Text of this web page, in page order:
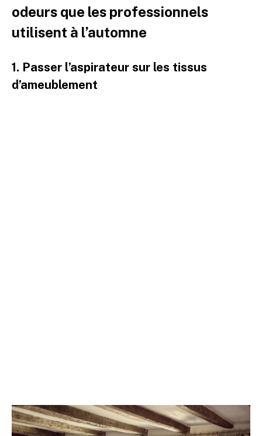
odeurs que les professionnels
utilisent à l’automne
1. Passer l’aspirateur sur les tissus
d’ameublement